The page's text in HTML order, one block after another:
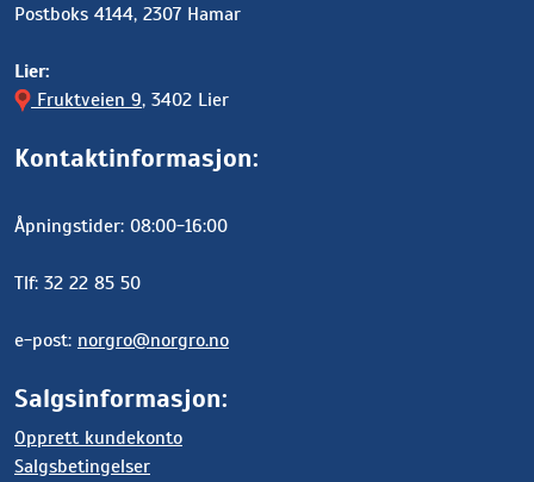
Postboks 4144, 2307 Hamar
Lier:
Fruktveien 9, 3402 Lier
Kontaktinformasjon:
Åpningstider: 08:00-16:00
Tlf: 32 22 85 50
e-post: norgro@norgro.no
Salgsinformasjon:
Opprett kundekonto
Salgsbetingelser